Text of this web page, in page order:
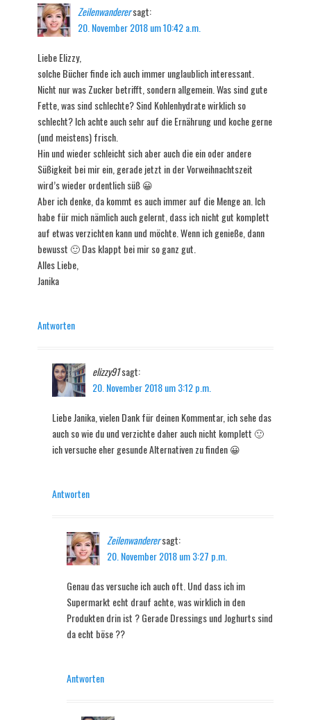
Zeilenwanderersagt:
20. November 2018 um 10:42 a.m.
Liebe Elizzy,
solche Bücher finde ich auch immer unglaublich interessant.
Nicht nur was Zucker betrifft, sondern allgemein. Was sind gute
Fette, was sind schlechte? Sind Kohlenhydrate wirklich so
schlecht? Ich achte auch sehr auf die Ernährung und koche gerne
(und meistens) frisch.
Hin und wieder schleicht sich aber auch die ein oder andere
Süßigkeit bei mir ein, gerade jetzt in der Vorweihnachtszeit
wird’s wieder ordentlich süß 😀
Aber ich denke, da kommt es auch immer auf die Menge an. Ich
habe für mich nämlich auch gelernt, dass ich nicht gut komplett
auf etwas verzichten kann und möchte. Wenn ich genieße, dann
bewusst 🙂 Das klappt bei mir so ganz gut.
Alles Liebe,
Janika
Antworten
elizzy91sagt:
20. November 2018 um 3:12 p.m.
Liebe Janika, vielen Dank für deinen Kommentar, ich sehe das
auch so wie du und verzichte daher auch nicht komplett 🙂
ich versuche eher gesunde Alternativen zu finden 😀
Antworten
Zeilenwanderersagt:
20. November 2018 um 3:27 p.m.
Genau das versuche ich auch oft. Und dass ich im
Supermarkt echt drauf achte, was wirklich in den
Produkten drin ist ? Gerade Dressings und Joghurts sind
da echt böse ??
Antworten